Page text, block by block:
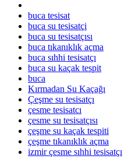
buca tesisat
buca su tesisatçi
buca su tesisatçısı
buca tıkanıklık açma
buca sıhhi tesisatçı
buca su kaçak tespit
buca
Kırmadan Su Kaçağı
Çeşme su tesisatçı
çesme tesisatcı
çesme su tesisatçısı
çeşme su kaçak tespiti
çeşme tıkanıklık açma
izmir çesme sıhhi tesisatçı